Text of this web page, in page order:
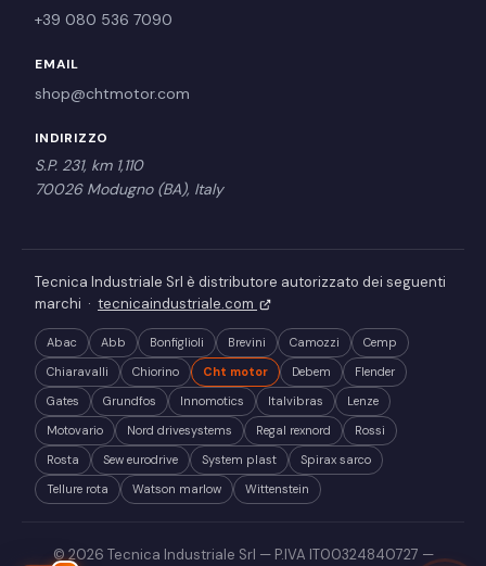
+39 080 536 7090
EMAIL
shop@chtmotor.com
INDIRIZZO
S.P. 231, km 1,110
70026 Modugno (BA), Italy
Tecnica Industriale Srl è distributore autorizzato dei seguenti
marchi · tecnicaindustriale.com
Abac Abb Bonfiglioli Brevini Camozzi
Cemp
Chiaravalli
Chiorino Cht motor Debem
Flender
Gates
Grundfos Innomotics Italvibras
Lenze
Motovario
Nord drivesystems Regal rexnord
Rossi
Rosta
Sew eurodrive System plast
Spirax sarco
Tellure rota
Watson marlow Wittenstein
© 2026 Tecnica Industriale Srl — P.IVA IT00324840727 —